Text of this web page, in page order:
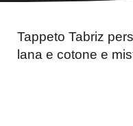
Tappeto Tabriz
lana e cotone e